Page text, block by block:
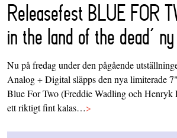
Releasefest BLUE FOR
in the land of the dead’ ny
Nu på fredag under den pågående
Analog + Digital släpps den nya limiterade
Blue For Two (Freddie Wadling och Henryk
ett riktigt fint kalas…>